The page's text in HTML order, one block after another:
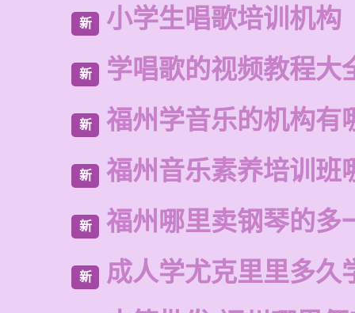
新 小学生唱歌培训机构
新 学唱歌的视频教程大
新 福州学音乐的机构有
新 福州音乐素养培训班
新 福州哪里卖钢琴的多
新 成人学尤克里里多久